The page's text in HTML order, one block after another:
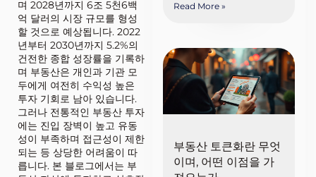
며 2028년까지 6조 5천6백
억 달러의 시장 규모를 형성
할 것으로 예상됩니다. 2022
년부터 2030년까지 5.2%의
건전한 종합 성장률을 기록하
며 부동산은 개인과 기관 모
두에게 여전히 수익성 높은
투자 기회로 남아 있습니다.
그러나 전통적인 부동산 투자
에는 진입 장벽이 높고 유동
성이 부족하며 접근성이 제한
되는 등 상당한 어려움이 따
릅니다. 본 블로그에서는 부
Read More »
부동산 토큰화란 무엇
이며, 어떤 이점을 가